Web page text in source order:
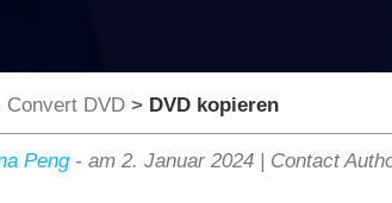
Convert DVD > DVD kopieren
Peng- am 2. Januar 2024 | Contact